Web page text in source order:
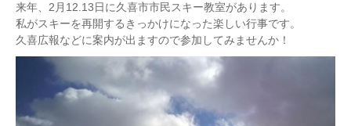
来年、2月12.13日に久喜市市民スキー教室があります。
私がスキーを再開するきっかけになった楽しい行事です。
久喜広報などに案内が出ますので参加してみませんか！